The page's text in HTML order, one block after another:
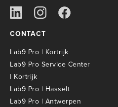
CONTACT
Lab9 Pro | Kortrijk
Lab9 Pro Service Center
| Kortrijk
Lab9 Pro | Hasselt
Lab9 Pro | Antwerpen